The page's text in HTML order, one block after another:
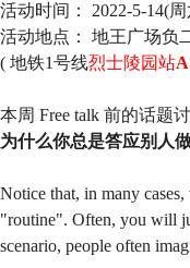
活动时间： 2022-5-14(周
活动地点： 地王广场负
( 地铁1号线烈士陵园站A
本周 Free talk 前的话题讨
为什么你总是答应别人
Notice that, in many
"routine". Often, you will
scenario, people often